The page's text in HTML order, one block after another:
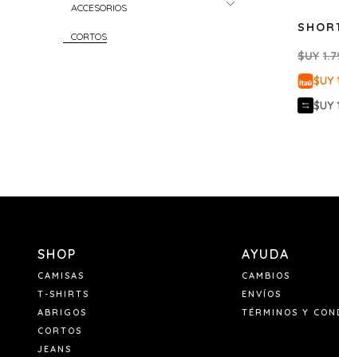
$UY
$UY
$UY
ACCESORIOS
CORTOS
SHOP
CAMISAS
T-SHIRTS
ABRIGOS
CORTOS
JEANS
AYUDA
CAMBIOS
ENVÍOS
TÉRMINOS Y